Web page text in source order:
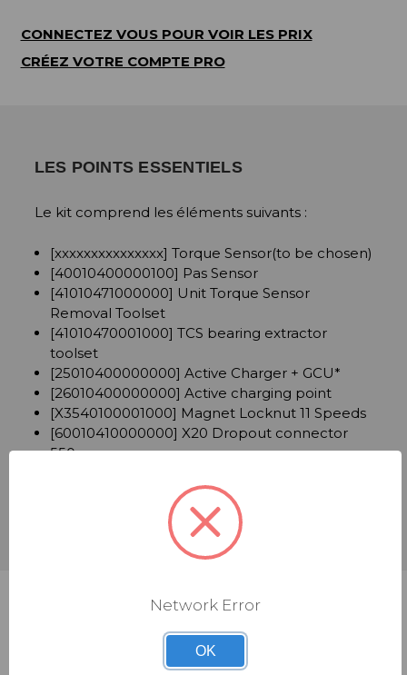
CONNECTEZ VOUS POUR VOIR LES PRIX
CRÉEZ VOTRE COMPTE PRO
LES POINTS ESSENTIELS
Le kit comprend les éléments suivants :
[xxxxxxxxxxxxxxx] Torque Sensor(to be chosen)
[40010400000100] Pas Sensor
[41010471000000] Unit Torque Sensor
Removal Toolset
[41010470001000] TCS bearing extractor
toolset
[25010400000000] Active Charger + GCU*
[26010400000000] Active charging point
[X3540100001000] Magnet Locknut 11 Speeds
[60010410000000] X20 Dropout connector
550mm
[60010400000001] X20 Drive Unit Gen 2
[23010400000000] X20 iX2+ Battery Pack
CARACTÉRISTIQUES TECHNIQUES
Network Error
OK